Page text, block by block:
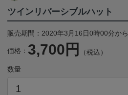
ツインリバーシブルハット
販売期間：2020年3月16日0時00分から
価格： 3,700円 （税込）
数量